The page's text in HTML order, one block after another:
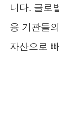
니다. 글로
융 기관들
자산으로